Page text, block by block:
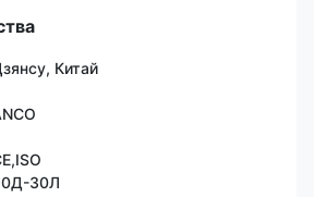
Китай
30Л